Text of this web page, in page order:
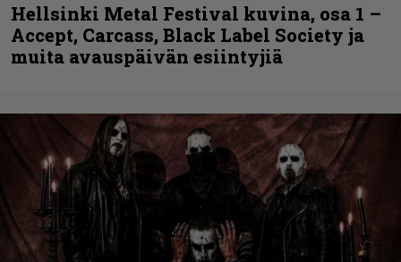
Hellsinki Metal Festival kuvina, osa 1 –
Accept, Carcass, Black Label Society ja
muita avauspäivän esiintyjiä